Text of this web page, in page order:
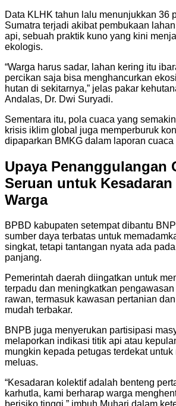
Data KLHK tahun lalu menunjukkan 36
Sumatra terjadi akibat pembukaan
api, sebuah praktik kuno yang kini
ekologis.
“Warga harus sadar, lahan kering itu
percikan saja bisa menghancurkan
hutan di sekitarnya,” jelas pakar
Andalas, Dr. Dwi Suryadi.
Sementara itu, pola cuaca yang
krisis iklim global juga memperburuk
dipaparkan BMKG dalam laporan cuaca
Upaya Penanggulangan
Seruan untuk
Warga
BPBD kabupaten setempat dibantu
sumber daya terbatas untuk
singkat, tetapi tantangan nyata ada
panjang.
Pemerintah daerah diingatkan untuk
terpadu dan meningkatkan
rawan, termasuk kawasan pertanian
mudah terbakar.
BNPB juga menyerukan partisipasi
melaporkan indikasi titik api atau
mungkin kepada petugas terdekat
meluas.
“Kesadaran kolektif adalah benteng
karhutla, kami berharap warga
berisiko tinggi,” imbuh Muhari dalam